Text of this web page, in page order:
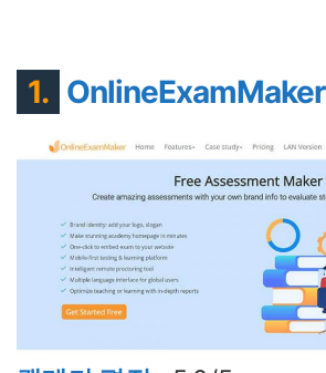
1. OnlineExamMaker